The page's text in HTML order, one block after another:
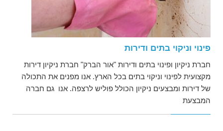
פינוי וניקוי בתים ודירות
חברת ניקיון ופינוי בתים ודירות "אור הברק" חברת ניקיון דירות
מקצועית לפינוי וניקוי בתים בכל הארץ. אנו מפנים את התכולה
של דירות ומבצעים ניקיון הכולל פוליש לרצפה. אנו גם חברה
המבצעת